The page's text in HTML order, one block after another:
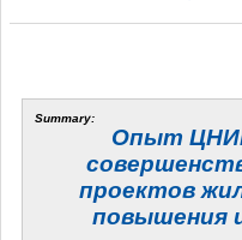
Summary:
Опыт
проектов
повышения